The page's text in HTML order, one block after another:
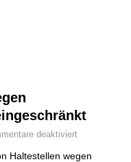
deaktiviert
Haltestellen wegen